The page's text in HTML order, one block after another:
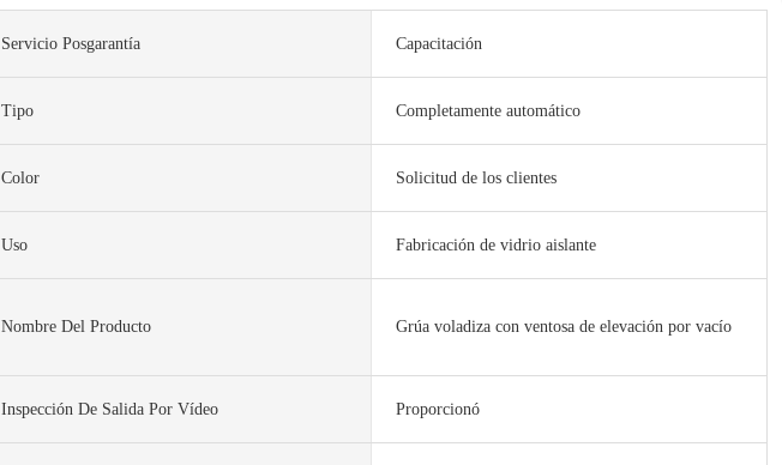
Servicio Posgarantía Capacitación
Tipo Completamente automático
Color Solicitud de los clientes
Uso Fabricación de vidrio aislante
Nombre Del Producto Grúa voladiza con ventosa de elevación por vacío
Inspección De Salida Por Vídeo Proporcionó